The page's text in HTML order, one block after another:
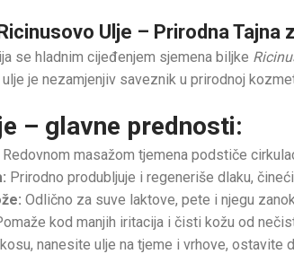
Ulje – Prirodna Tajna
se hladnim cijeđenjem sjemena biljke
je nezamjenjiv saveznik u prirodnoj
– glavne prednosti:
Redovnom masažom tjemena podstiče
Prirodno produbljuje i regeneriše dlaku,
Odlično za suve laktove, pete i njegu
kod manjih iritacija i čisti kožu od
nanesite ulje na tjeme i vrhove,